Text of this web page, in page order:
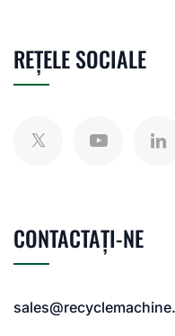
REȚELE SOCIALE
CONTACTAȚI-NE